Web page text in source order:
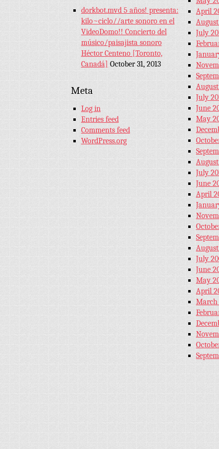
dorkbot.mvd 5 años! presenta:
kilo~ciclo//arte sonoro en el
VideoDomo!! Concierto del
músico/paisajista sonoro
Héctor Centeno [Toronto,
Canadá] October 31, 2013
Meta
Log in
Entries feed
Comments feed
WordPress.org
April
July
August
July
June
May
July
June
April
July
June
May
April
March